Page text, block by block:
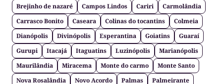
Brejinho de nazaré
Campos Lindos Cariri
Carmolândia
Carrasco Bonito
Caseara Colinas do tocantins
Colmeia
Dianópolis
Divinópolis Esperantina Goiatins
Guaraí
Gurupi
Itacajá Itaguatins Luzinópolis
Marianópolis
Maurilândia
Miracema Monte do carmo
Monte Santo
Nova Rosalândia
Novo Acordo Palmas
Palmeirante